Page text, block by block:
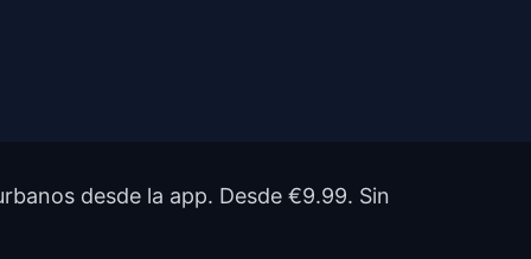
desde la app. Desde €9.99. Sin